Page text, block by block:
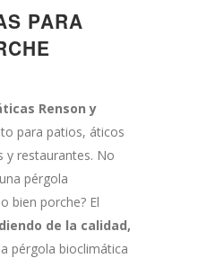
PARA
Renson y
para patios, áticos
y restaurantes. No
pérgola
bien porche? El
de la calidad,
pérgola bioclimática